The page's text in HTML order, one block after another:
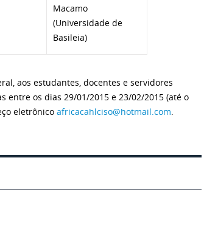
Macamo
(Universidade de
Basileia)
aos estudantes, docentes e servidores
entre os dias 29/01/2015 e 23/02/2015 (até o
eletrônico africacahlciso@hotmail.com.